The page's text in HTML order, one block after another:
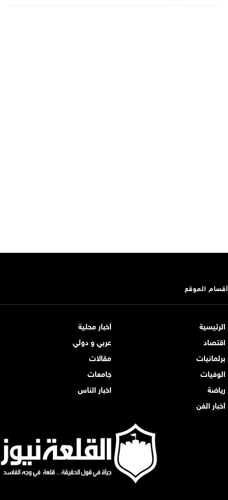
أقسام الموقع
الرئيسية
أخبار محلية
اقتصاد
عربي و دولي
برلمانيات
مقالات
الوفيات
جامعات
رياضة
اخبار الناس
أخبار الفن